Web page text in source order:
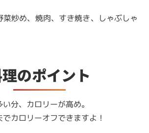
菜炒め、焼肉、すき焼き、しゃぶしゃ
のポイント
分、カロリーが高め。
カロリーオフできますよ！